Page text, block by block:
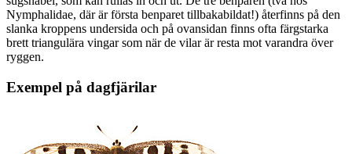
Nymphalidae, där är första benparet tillbakabildat!) återfinns på den
slanka kroppens undersida och på ovansidan finns ofta färgstarka
brett triangulära vingar som när de vilar är resta mot varandra över
ryggen.
Exempel på dagfjärilar